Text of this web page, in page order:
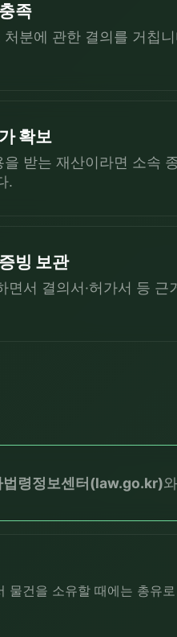
족
분에 관한 결의를 거칩
확보
받는 재산이라면 소속
.
빙 보관
면서 결의서·허가서 등
법령정보센터(law.go.kr)
물건을 소유할 때에는 총유